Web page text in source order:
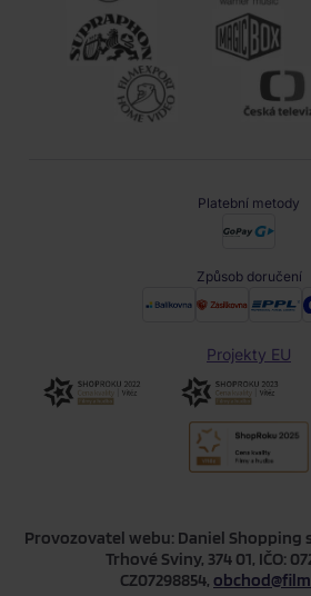
Platební metody
Způsob doručení
Projekty EU
Provozovatel webu: Daniel Shopping
Trhové Sviny, 374 01, IČO:
CZ07298854,